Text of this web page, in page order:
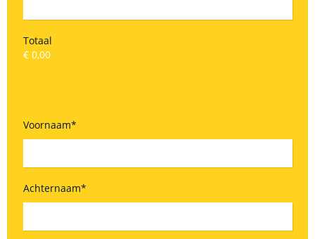
Totaal
€ 0,00
Voornaam*
Achternaam*